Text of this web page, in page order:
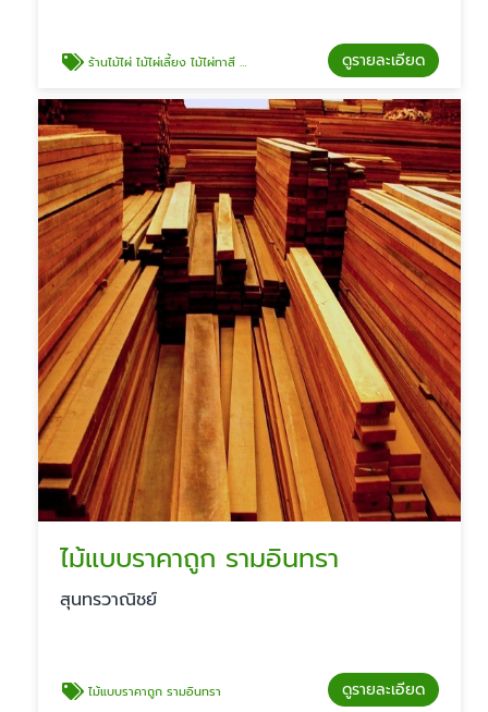
ร้านไม้ไผ่ ไม้ไผ่เลี้ยง ไม้ไผ่ทาสี รามอินทรา กม.8 ดูรายละเอียด
ไม้แบบราคาถูก รามอินทรา
สุนทรวาณิชย์
ไม้แบบราคาถูก รามอินทรา ดูรายละเอียด